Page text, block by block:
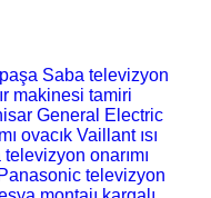
Saba televizyon
makinesi tamiri
General Electric
ovacık Vaillant ısı
onarımı
televizyon